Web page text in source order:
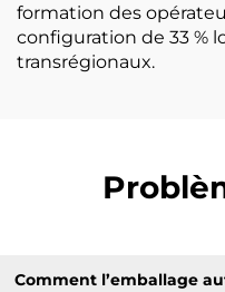
formation des
configuration de 33 %
transrégionaux.
Comment l’emballage